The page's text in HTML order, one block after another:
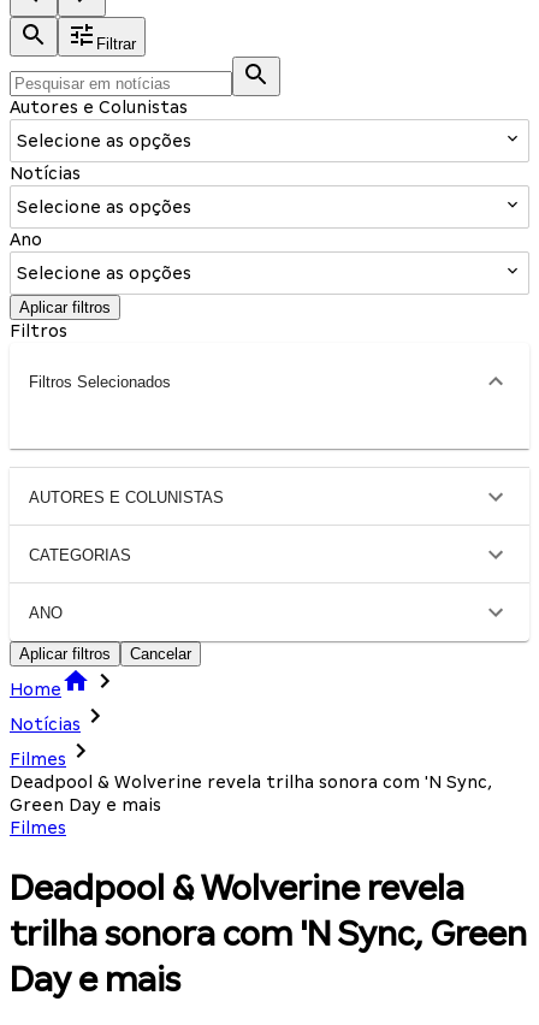
Filtrar
Autores e Colunistas
Selecione as opções
Notícias
Selecione as opções
Ano
Selecione as opções
Aplicar filtros
Filtros
Filtros Selecionados
AUTORES E COLUNISTAS
CATEGORIAS
ANO
Aplicar filtros Cancelar
Home
Notícias
Filmes
Deadpool & Wolverine revela trilha sonora com 'N Sync,
Green Day e mais
Filmes
Deadpool & Wolverine revela
trilha sonora com 'N Sync, Green
Day e mais